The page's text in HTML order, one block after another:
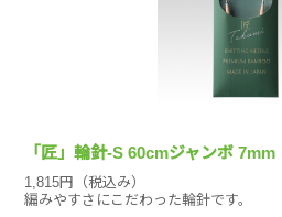
「匠」輪針-S 60cmジャンボ 7mm
1,815円（税込み）
編みやすさにこだわった輪針です。